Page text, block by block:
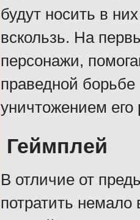
будут носить в
вскользь. На
персонажи,
праведной
уничтожением его
Геймплей
В отличие от
потратить